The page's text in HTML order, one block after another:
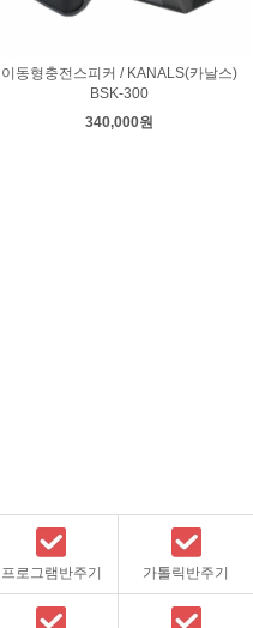
이동형충전스피커 / KANALS(카날스)
BSK-300
340,000원
프로그램반주기 가톨릭반주기